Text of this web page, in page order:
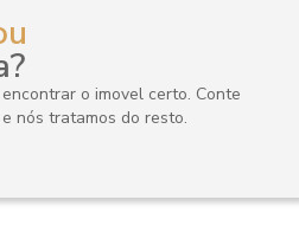
o imovel certo. Conte
nós tratamos do resto.